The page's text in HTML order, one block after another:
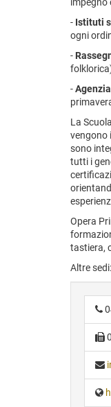
- Istituti
ogni
-
-
La
vengono
sono
tutti i
Opera
tastiera,
Altre